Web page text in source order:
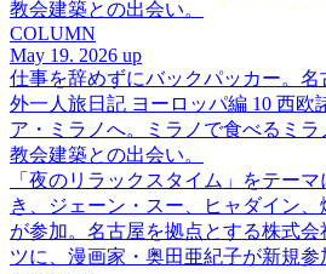
教会建築との出会い。
COLUMN
May 19. 2026 up
仕事を辞めずにバックパッカー。
外一人旅日記 ヨーロッパ編 10 西欧
ア・ミラノへ。ミラノで食べるミ
教会建築との出会い。
「夜のリラックスタイム」をテー
き、ジェーン・スー、ヒャダイン
が参加。名古屋を拠点とする株式
ツに、漫画家・奥田亜紀子が新規参